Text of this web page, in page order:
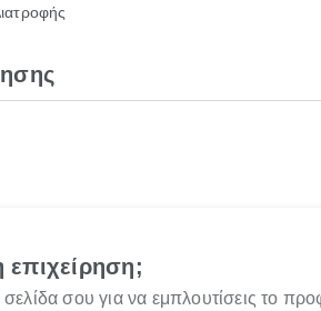
επιχείρηση;
σου για να εμπλουτίσεις το